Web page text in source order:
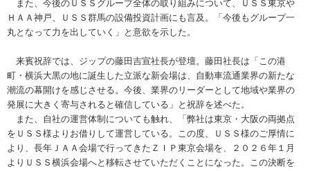
また、今後のＵＳＳグループ全体の取り組みについて、ＵＳＳ東京や
ＨＡＡ神戸、ＵＳＳ群馬の設備投資計画にも言及。「今後もグループ一
丸となって力を出していく」と意欲を示した。
来賓祝辞では、ジップの藤田吉宣社長が登壇。藤田社長は「この港
町・横浜大黒の地に誕生した立派な新会場は、自動車流通業界の新たな
潮流の幕開けを感じさせる。今後、業界のリーダーとして地域や業界の
発展に大きく寄与されると確信している」と祝辞を述べた。
また、自社の運営体制についても触れ、「弊社は東京・大阪の両拠点
をＵＳＳ様よりお借りして運営している。この度、ＵＳＳ様のご厚情に
より、長年ＪＡＡ会場で行ってきたＺＩＰ東京会場を、２０２６年１月
よりＵＳＳ横浜会場へと移転させていただくことになった。この決断を